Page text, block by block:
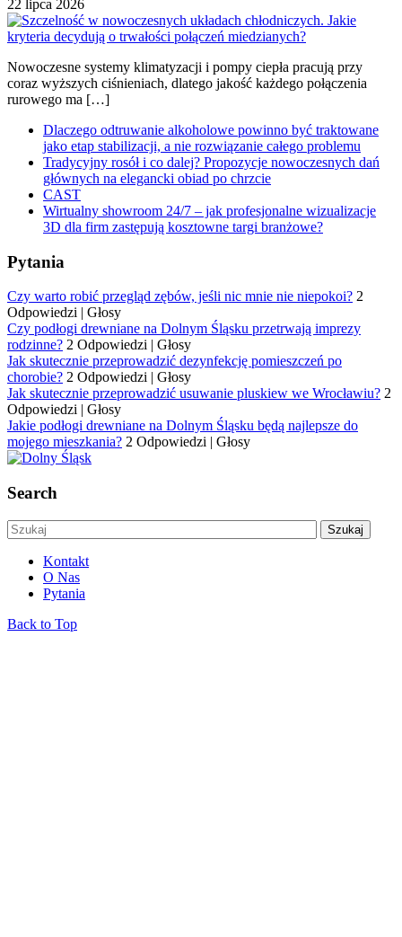
22 lipca 2026
Nowoczesne systemy klimatyzacji i pompy ciepła pracują przy
coraz wyższych ciśnieniach, dlatego jakość każdego połączenia
rurowego ma […]
Dlaczego odtruwanie alkoholowe powinno być traktowane
jako etap stabilizacji, a nie rozwiązanie całego problemu
Tradycyjny rosół i co dalej? Propozycje nowoczesnych dań
głównych na elegancki obiad po chrzcie
CAST
Wirtualny showroom 24/7 – jak profesjonalne wizualizacje
3D dla firm zastępują kosztowne targi branżowe?
Pytania
Czy warto robić przegląd zębów, jeśli nic mnie nie niepokoi? 2
Odpowiedzi | Głosy
Czy podłogi drewniane na Dolnym Śląsku przetrwają imprezy
rodzinne? 2 Odpowiedzi | Głosy
Jak skutecznie przeprowadzić dezynfekcję pomieszczeń po
chorobie? 2 Odpowiedzi | Głosy
Jak skutecznie przeprowadzić usuwanie pluskiew we Wrocławiu? 2
Odpowiedzi | Głosy
Jakie podłogi drewniane na Dolnym Śląsku będą najlepsze do
mojego mieszkania? 2 Odpowiedzi | Głosy
Search
Kontakt
O Nas
Pytania
Back to Top